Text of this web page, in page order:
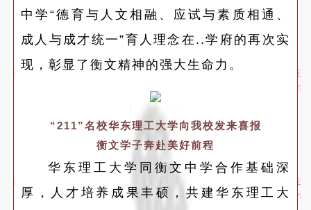
中学“德育与人文相融、应试与素质相通、
成人与成才统一”育人理念在..学府的再次实
现，彰显了衡文精神的强大生命力。
“211”名校华东理工大学向我校发来喜报
衡文学子奔赴美好前程
华东理工大学同衡文中学合作基础深
厚，人才培养成果丰硕，共建华东理工大